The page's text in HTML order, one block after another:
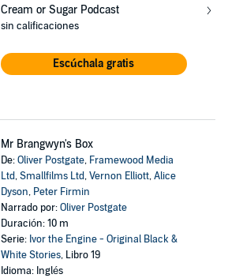
Cream or Sugar Podcast
sin calificaciones
Escúchala gratis
Mr Brangwyn's Box
De:Oliver Postgate, Framewood Media
Ltd,Smallfilms Ltd,Vernon Elliott,Alice
Dyson, Peter Firmin
Narrado por:Oliver Postgate
Duración: 10 m
Serie: Ivor the Engine - Original Black &
White Stories, Libro 19
Idioma: Inglés